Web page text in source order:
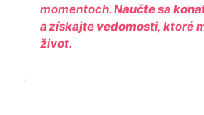
momentoch. Naučte sa
a získajte vedomosti, ktoré
život.